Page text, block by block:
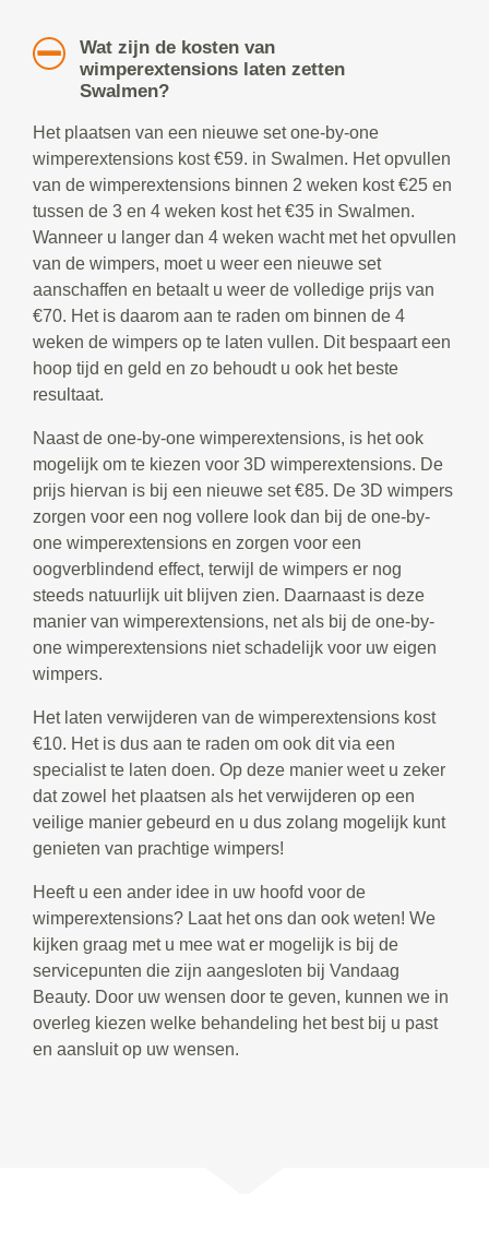
Wat zijn de kosten van
wimperextensions laten zetten
Swalmen?
Het plaatsen van een nieuwe set one-by-one
wimperextensions kost €59. in Swalmen. Het opvullen
van de wimperextensions binnen 2 weken kost €25 en
tussen de 3 en 4 weken kost het €35 in Swalmen.
Wanneer u langer dan 4 weken wacht met het opvullen
van de wimpers, moet u weer een nieuwe set
aanschaffen en betaalt u weer de volledige prijs van
€70. Het is daarom aan te raden om binnen de 4
weken de wimpers op te laten vullen. Dit bespaart een
hoop tijd en geld en zo behoudt u ook het beste
resultaat.
Naast de one-by-one wimperextensions, is het ook
mogelijk om te kiezen voor 3D wimperextensions. De
prijs hiervan is bij een nieuwe set €85. De 3D wimpers
zorgen voor een nog vollere look dan bij de one-by-
one wimperextensions en zorgen voor een
oogverblindend effect, terwijl de wimpers er nog
steeds natuurlijk uit blijven zien. Daarnaast is deze
manier van wimperextensions, net als bij de one-by-
one wimperextensions niet schadelijk voor uw eigen
wimpers.
Het laten verwijderen van de wimperextensions kost
€10. Het is dus aan te raden om ook dit via een
specialist te laten doen. Op deze manier weet u zeker
dat zowel het plaatsen als het verwijderen op een
veilige manier gebeurd en u dus zolang mogelijk kunt
genieten van prachtige wimpers!
Heeft u een ander idee in uw hoofd voor de
wimperextensions? Laat het ons dan ook weten! We
kijken graag met u mee wat er mogelijk is bij de
servicepunten die zijn aangesloten bij Vandaag
Beauty. Door uw wensen door te geven, kunnen we in
overleg kiezen welke behandeling het best bij u past
en aansluit op uw wensen.